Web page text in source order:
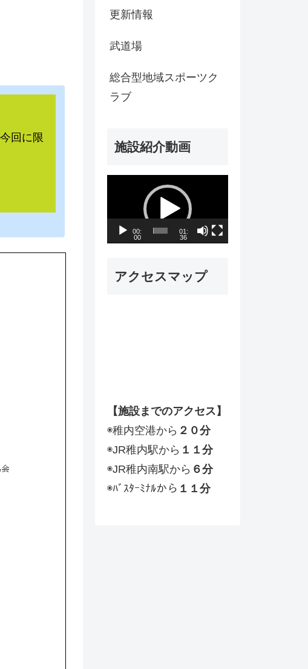
回に限
更新情報
武道場
総合型地域スポーツク
ラブ
施設紹介動画
プ
レ
ヤ
00:
00
01:
36
アクセスマップ
【施設までのアクセス】
◉稚内空港から ２０分
◉JR稚内駅から １１分
◉JR稚内南駅から ６分
◉ﾊﾞｽﾀｰﾐﾅﾙから １１分